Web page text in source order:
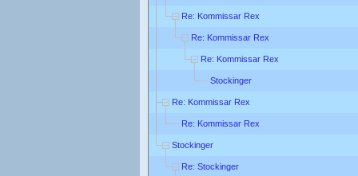
Re: Kommissar Rex
Re: Kommissar Rex
Re: Kommissar Rex
Stockinger
Re: Kommissar Rex
Re: Kommissar Rex
Stockinger
Re: Stockinger